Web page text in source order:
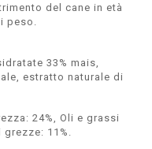
del cane in età
peso.
33% mais,
estratto naturale di
24%, Oli e grassi
11%.